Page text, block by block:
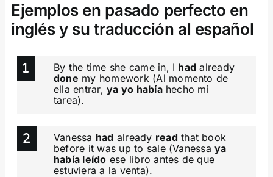
Ejemplos en pasado perfecto en
inglés y su traducción al español
By the time she came in, I had already
done my homework (Al momento de
ella entrar,ya yo habíahecho mi
tarea).
Vanessa had already read that book
before it was up to sale (Vanessaya
había leído ese libro antes de que
estuviera a la venta).